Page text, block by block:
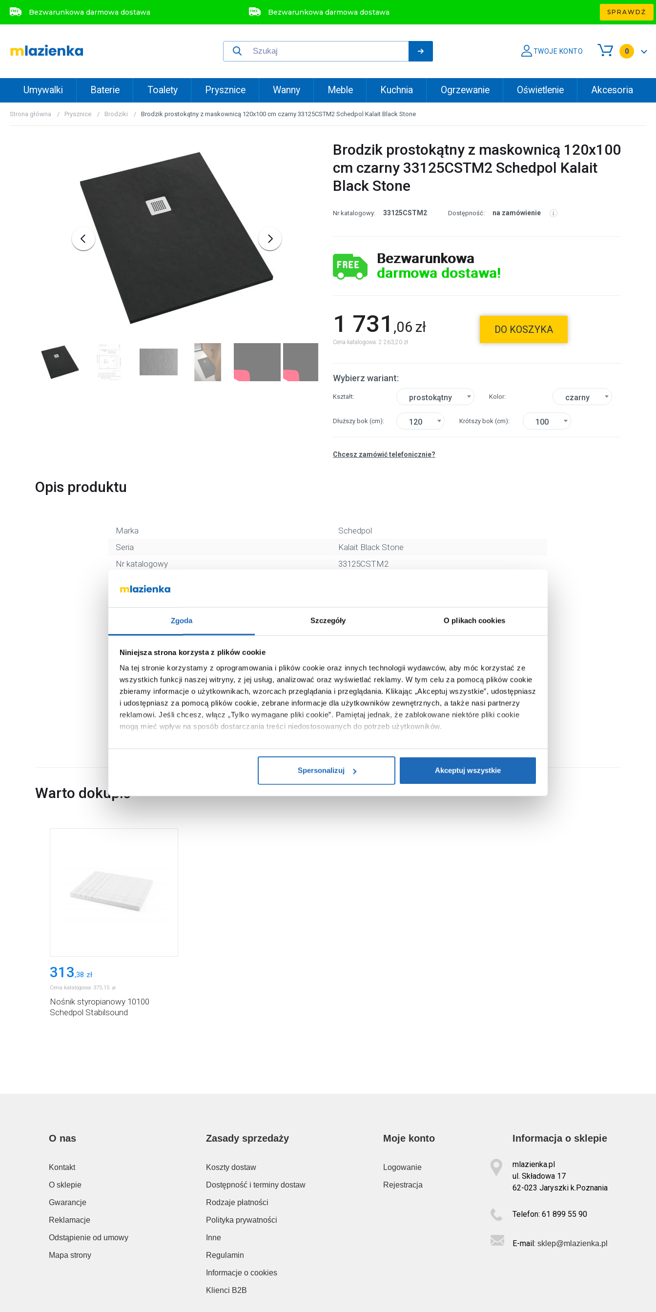
Zgoda Szczegóły O plikach cookies
Niniejsza strona korzysta z plików cookie
Na tej stronie korzystamy z oprogramowania i plików cookie oraz innych technologii wydawców, aby móc korzystać ze
wszystkich funkcji naszej witryny, z jej usług, analizować oraz wyświetlać reklamy. W tym celu za pomocą plików cookie
zbieramy informacje o użytkownikach, wzorcach przeglądania i przeglądania. Klikając „Akceptuj wszystkie”, udostępniasz
i udostępniasz za pomocą plików cookie, zebrane informacje dla użytkowników zewnętrznych, a także nasi partnerzy
reklamowi. Jeśli chcesz, włącz „Tylko wymagane pliki cookie”. Pamiętaj jednak, że zablokowane niektóre pliki cookie
mogą mieć wpływ na sposób dostarczania treści niedostosowanych do potrzeb użytkowników.
Aby uzyskać więcej informacji na temat plików plików cookie, kliknij „Ustawienia plików cookie”.Jeśli chcesz uzyskać
Spersonalizuj
Akceptuj wszystkie
Bezwarunkowa darmowa dostawa Bezwarunkowa darmowa dostawa SPRAWDŹ
TWOJE KONTO 0
Umywalki Baterie Toalety Prysznice Wanny Meble Kuchnia Ogrzewanie Oświetlenie Akcesoria
Strona główna Prysznice Brodziki Brodzik prostokątny z maskownicą 120x100 cm czarny 33125CSTM2 Schedpol Kalait Black Stone
Brodzik prostokątny z maskownicą 120x100
cm czarny 33125CSTM2 Schedpol Kalait
Black Stone
Nr katalogowy: 33125CSTM2 Dostępność: na zamówienie
Bezwarunkowa
darmowa dostawa!
1 731 ,06 zł
Cena katalogowa: 2 263,20 zł
DO KOSZYKA
Wybierz wariant:
Kształt prostokątny Kolor czarny
Dłuższy bok (cm) 120 Krótszy bok (cm) 100
Chcesz zamówić telefonicznie?
Opis produktu
Marka
Schedpol
Seria
Kalait Black Stone
Nr katalogowy
33125CSTM2
Krótszy bok
100 cm
Kod EAN
5902627749810
Wymiary z opakowaniem
108 x 5 x 128 cm
Waga z opakowaniem
14,20 kg
Dane producenta
Zobacz
Warto dokupić
313,38 zł
Cena katalogowa: 375,15 zł
Nośnik styropianowy 10100
Schedpol Stabilsound
O nas
Kontakt
O sklepie
Gwarancje
Reklamacje
Odstąpienie od umowy
Mapa strony
Zasady sprzedaży
Koszty dostaw
Dostępność i terminy dostaw
Rodzaje płatności
Polityka prywatności
Inne
Regulamin
Informacje o cookies
Klienci B2B
Moje konto
Logowanie
Rejestracja
Informacja o sklepie
mlazienka.pl
ul. Składowa 17
62-023 Jaryszki k.Poznania
Telefon: 61 899 55 90
E-mail: sklep@mlazienka.pl